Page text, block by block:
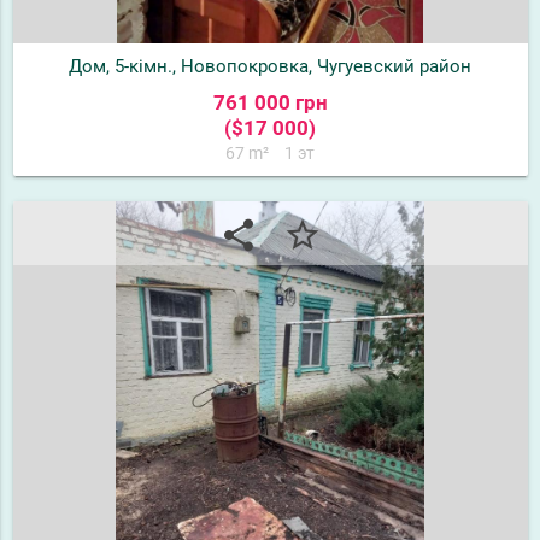
Дом, 5-кімн., Новопокровка, Чугуевский район
761 000 грн
($17 000)
67 m² 1 эт
share star_border